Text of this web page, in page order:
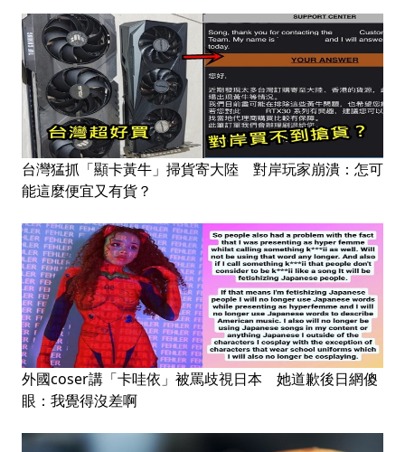
台灣猛抓「顯卡黃牛」掃貨寄大陸 對岸玩家崩潰：怎可
能這麼便宜又有貨？
外國coser講「卡哇依」被罵歧視日本 她道歉後日網傻
眼：我覺得沒差啊